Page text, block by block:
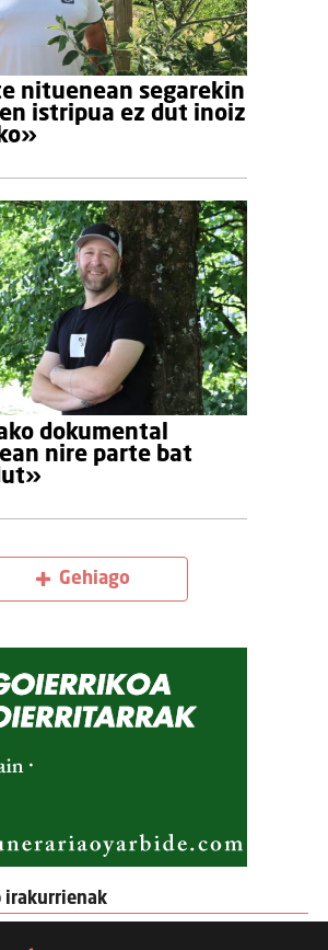
nituenean segarekin
istripua ez dut inoiz
dokumental
nire parte bat
Gehiago
irakurrienak